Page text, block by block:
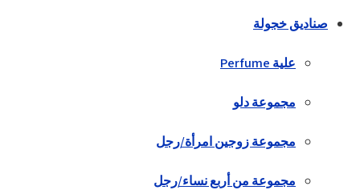
صناديق خجولة
علية Perfume
مجموعة دلو
مجموعة زوجين امرأة/رجل
مجموعة من أربع نساء/رجل